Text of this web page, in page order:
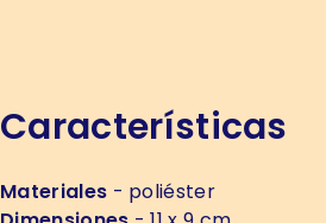
Características
Materiales - poliéster